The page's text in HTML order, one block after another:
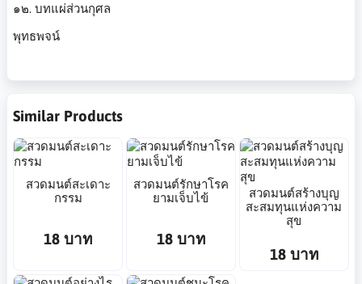
๑๒. บทแผ่ส่วนกุศล
พุทธพจน์
Similar Products
สวดมนต์สะเดาะ
กรรม
18 บาท
สวดมนต์รักษาโรค
ยามเจ็บไข้
18 บาท
สวดมนต์สร้างบุญ
สะสมทุนแห่งความ
สุข
18 บาท